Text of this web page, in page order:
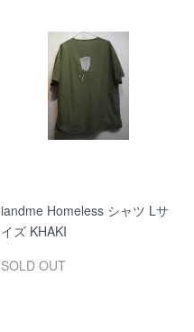
iandme Homeless シャツ Lサ
イズ KHAKI
SOLD OUT